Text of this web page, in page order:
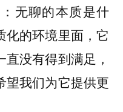
无聊的本质是什
化的环境里面，它
没有得到满足，
望我们为它提供更